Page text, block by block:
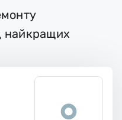
найкращих